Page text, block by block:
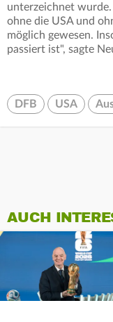
unterzeichnet wurde.
ohne die USA und
möglich gewesen.
passiert ist", sagte
DFB USA
AUCH